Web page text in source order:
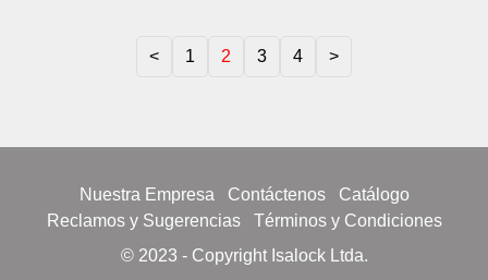
< 1 2 3 4 >
Nuestra Empresa Contáctenos
Catálogo
Reclamos y Sugerencias
Términos y Condiciones
© 2023 - Copyright Isalock Ltda.